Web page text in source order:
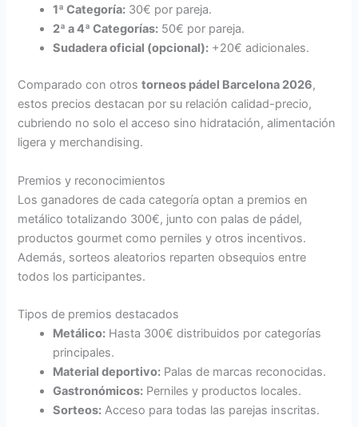
1ª Categoría: 30€ por pareja.
2ª a 4ª Categorías: 50€ por pareja.
Sudadera oficial (opcional): +20€ adicionales.
Comparado con otrostorneos pádel Barcelona 2026,
estos precios destacan por su relación calidad-precio,
cubriendo no solo el acceso sino hidratación, alimentación
ligera y merchandising.
Premios y reconocimientos
Los ganadores de cada categoría optan a premios en
metálico totalizando 300€, junto con palas de pádel,
productos gourmet como perniles y otros incentivos.
Además, sorteos aleatorios reparten obsequios entre
todos los participantes.
Tipos de premios destacados
Metálico: Hasta 300€ distribuidos por categorías
principales.
Material deportivo: Palas de marcas reconocidas.
Gastronómicos: Perniles y productos locales.
Sorteos: Acceso para todas las parejas inscritas.